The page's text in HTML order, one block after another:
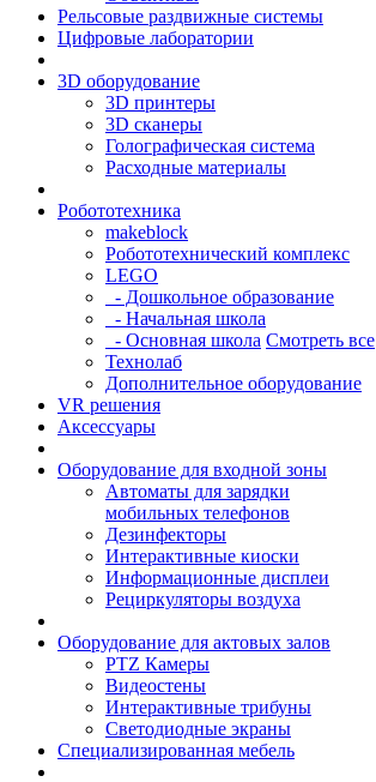
Рельсовые раздвижные системы
Цифровые лаборатории
3D оборудование
3D принтеры
3D сканеры
Голографическая система
Расходные материалы
Робототехника
makeblock
Робототехнический комплекс
LEGO
- Дошкольное образование
- Начальная школа
- Основная школа Смотреть все
Технолаб
Дополнительное оборудование
VR решения
Аксессуары
Оборудование для входной зоны
Автоматы для зарядки
мобильных телефонов
Дезинфекторы
Интерактивные киоски
Информационные дисплеи
Рециркуляторы воздуха
Оборудование для актовых залов
PTZ Камеры
Видеостены
Интерактивные трибуны
Светодиодные экраны
Специализированная мебель